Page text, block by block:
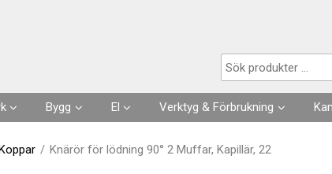
Bygg
Husgrunder
El
Kabel
Verktyg & Förbrukning
Förbrukningsvaror
/ Knärör för lödning 90° 2 Muffar, Kapillär, 22